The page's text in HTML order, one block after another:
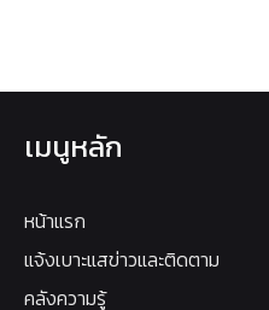
เมนูหลัก
หน้าแรก
แจ้งเบาะแสข่าวและติดตาม
คลังความรู้